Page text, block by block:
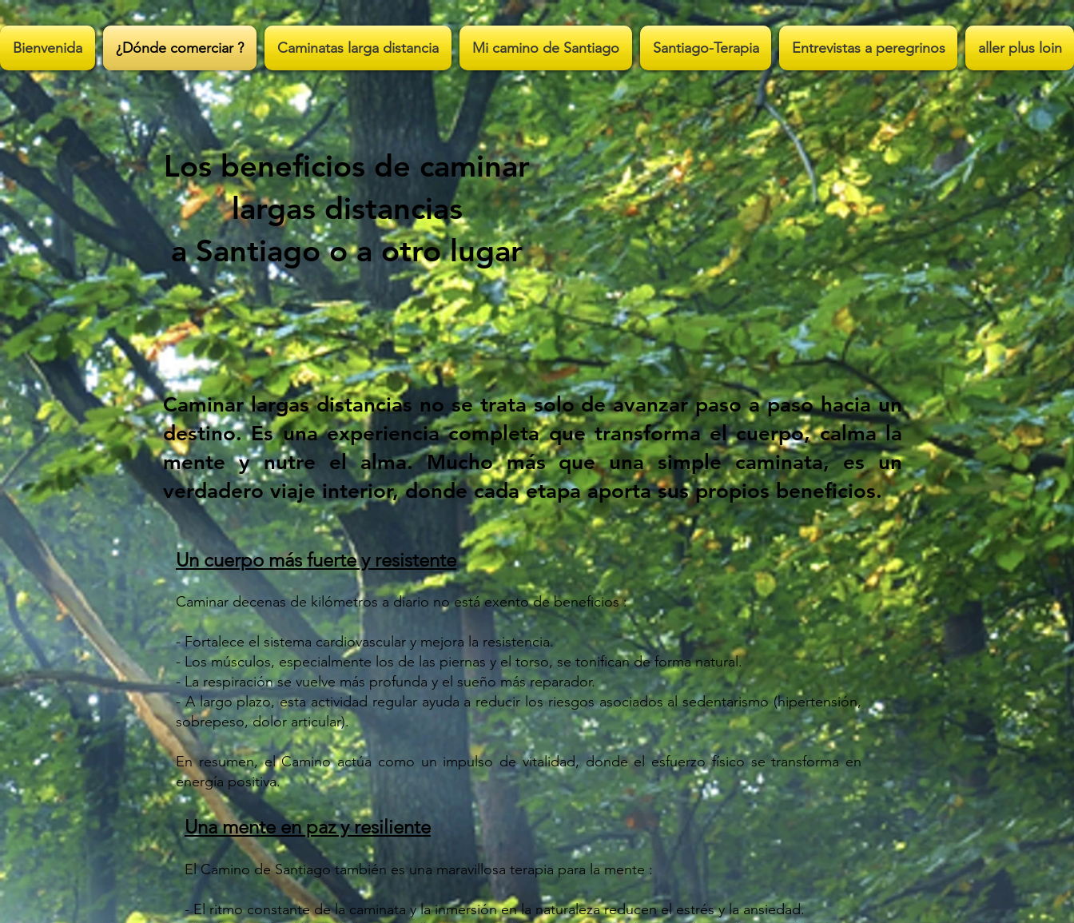
;
Bienvenida ¿Dónde comerciar ? Caminatas larga distancia Mi camino de Santiago Santiago-Terapia Entrevistas a peregrinos aller plus loin
Los beneficios de caminar
largas distancias
a Santiago o a otro lugar
Caminar largas distancias no se trata solo de avanzar paso a paso hacia un
destino. Es una experiencia completa que transforma el cuerpo, calma la
mente y nutre el alma. Mucho más que una simple caminata, es un
verdadero viaje interior, donde cada etapa aporta sus propios beneficios.
Un cuerpo más fuerte y resistente
Caminar decenas de kilómetros a diario no está exento de beneficios :
- Fortalece el sistema cardiovascular y mejora la resistencia.
- Los músculos, especialmente los de las piernas y el torso, se tonifican de forma natural.
- La respiración se vuelve más profunda y el sueño más reparador.
- A largo plazo, esta actividad regular ayuda a reducir los riesgos asociados al sedentarismo (hipertensión,
sobrepeso, dolor articular).
En resumen, el Camino actúa como un impulso de vitalidad, donde el esfuerzo físico se transforma en
energía positiva.
Una mente en paz y resiliente
El Camino de Santiago también es una maravillosa terapia para la mente :
- El ritmo constante de la caminata y la inmersión en la naturaleza reducen el estrés y la ansiedad.